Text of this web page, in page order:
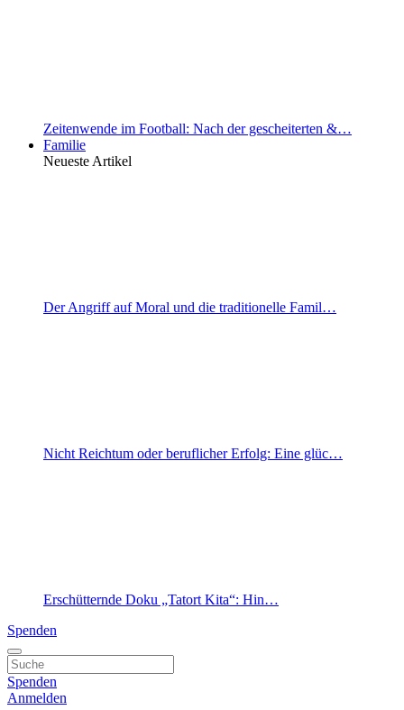
Zeitenwende im Football: Nach der gescheiterten &…
Familie
Neueste Artikel
Der Angriff auf Moral und die traditionelle Famil…
Nicht Reichtum oder beruflicher Erfolg: Eine glüc…
Erschütternde Doku „Tatort Kita“: Hin…
Spenden
Spenden
Anmelden